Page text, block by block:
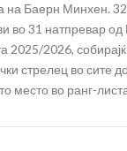
на Баерн Минхен.
во 31 натпревар од
2025/2026,
стрелец во сите
место во ранг-